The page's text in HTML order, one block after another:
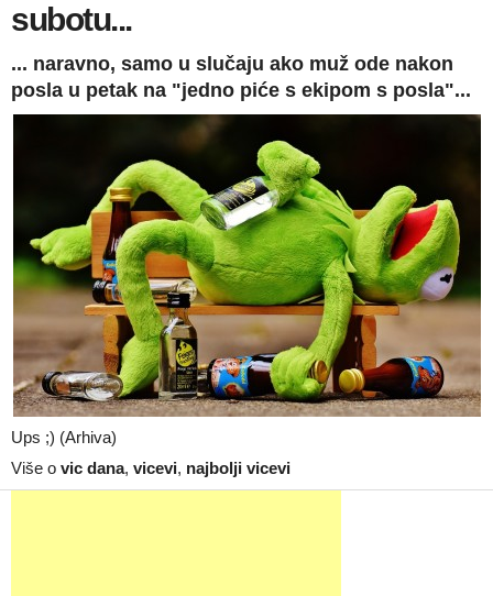
subotu...
... naravno, samo u slučaju ako muž ode nakon
posla u petak na "jedno piće s ekipom s posla"...
Ups ;) (Arhiva)
Više o vic dana, vicevi, najbolji vicevi